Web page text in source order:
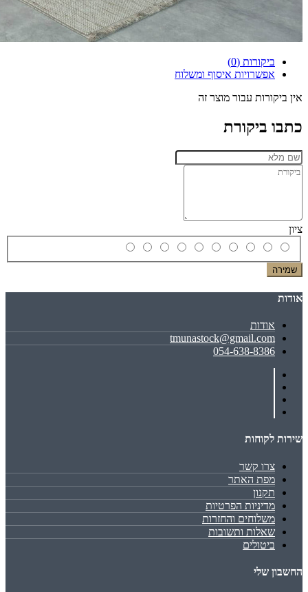
ביקורות (0)
אפשרויות איסוף ומשלוח
אין ביקורות עבור מוצר זה
כתבו ביקורת
ציון
שמירה
אודות
אודות
tmunastock@gmail.com
054-638-8386
שירות לקוחות
צרו קשר
מפת האתר
תקנון
מדיניות הפרטיות
משלוחים והחזרות
שאלות ותשובות
ביטולים
החשבון שלי